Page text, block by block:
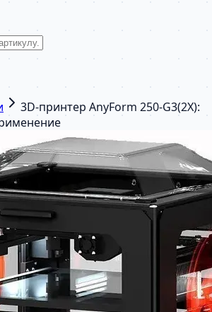
3D-принтер AnyForm 250‑G3(2X):